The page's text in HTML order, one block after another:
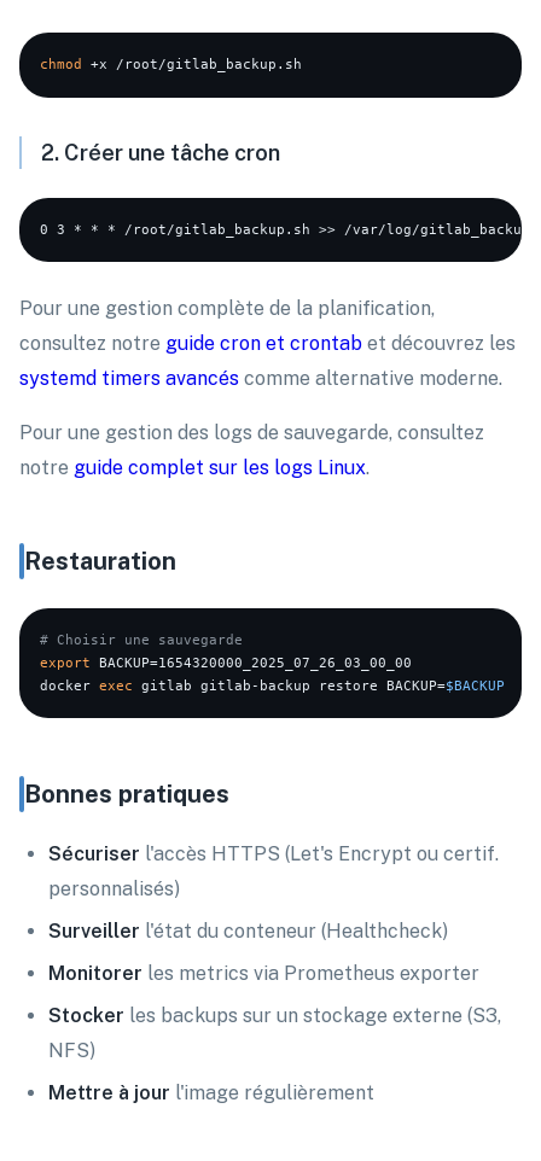
chmod
2. Créer une tâche cron
Pour une gestion complète de la planification,
consultez notre guide cron et crontab et découvrez les
systemd timers avancés comme alternative moderne.
Pour une gestion des logs de sauvegarde, consultez
notre guide complet sur les logs Linux.
Restauration
# Choisir une sauvegarde
export BACKUP=1654320000_2025_07_26_03_00_00
docker exec gitlab gitlab-backup restore BACKUP=$BACKUP
Bonnes pratiques
Sécuriser l'accès HTTPS (Let's Encrypt ou certif.
personnalisés)
Surveiller l'état du conteneur (Healthcheck)
Monitorer les metrics via Prometheus exporter
Stocker les backups sur un stockage externe (S3,
NFS)
Mettre à jour l'image régulièrement